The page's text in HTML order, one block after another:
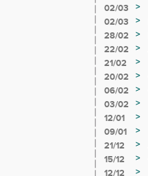
02/03 >
02/03
>
28/02 >
22/02
>
21/02
>
20/02
>
06/02
>
03/02
>
12/01
>
09/01
>
21/12
>
15/12
>
12/12
>